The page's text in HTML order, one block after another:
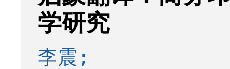
学研究
李震;